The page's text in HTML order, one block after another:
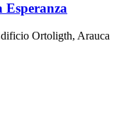
Esperanza
Ortoligth, Arauca